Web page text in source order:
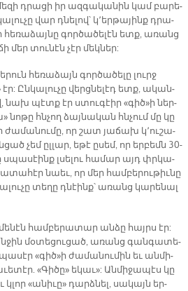
դրա­ցի իր ազ­գա­կա­նին կամ բա­րե­
վար դնե­լով՝ կ՚եր­թա­յինք դրա­
հե­ռա­ձայ­նը գոր­ծա­ծե­լէն ետք, ա­ռանց
մեր տու­նէն չէր մեկ­ներ:
հե­ռա­ձայն գոր­ծա­ծե­լը լուրջ
էր: Ըն­կա­լու­չը վերց­նե­լէդ ետք, ա­կան­
նախ պէտք էր ստու­գէիր «գիծ»ի ներ­
նո­թը հնչող ձայ­նա­կան հնչում մը կը
ժա­մա­նու­մը, որ շատ յա­ճախ կ՚ու­շա­
չեմ ըլ­լար, ե­թէ ը­սեմ, որ եր­բեմն 30-
սպա­սէինք լսե­լու հա­մար այդ փրկա­
նաեւ, որ մեր համ­բե­րու­թիւ­նը
տե­ղը դնէինք՝ ա­ռանց կա­րե­նալ
համ­բե­րա­տար ան­ձը հայրս էր:
մօ­տե­ցու­ցած, ա­ռանց գան­գա­տե­
«գիծ»ի ժա­մա­նու­մին եւ ան­մի­
«Գի­ծը» ե­կաւ»: Ան­մի­ջա­պէս կը
կլոր «ա­նի­ւը» դարձ­նել, սա­կայն եր­